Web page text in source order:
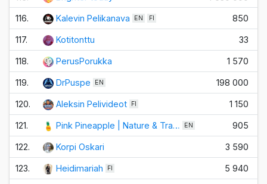
116. Kalevin Pelikanava EN FI 850
117. Kotitonttu 33
118. PerusPorukka 1 570
119. DrPuspe EN 198 000
120. Aleksin Pelivideot FI 1 150
121. Pink Pineapple | Nature & Tra… EN 905
122. Korpi Oskari 3 590
123. Heidimariah FI 5 940